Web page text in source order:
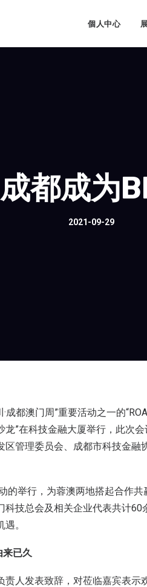
個人中心
都成为
2021-09-29
都澳门周”重要活动之一的
”在科技金融大厦举行，此次
区管理委员会、成都市科技金融
的举行，为蓉澳两地搭起合作
科技总会及相关企业代表共计
。
来已久
人发表致辞，对莅临嘉宾表示